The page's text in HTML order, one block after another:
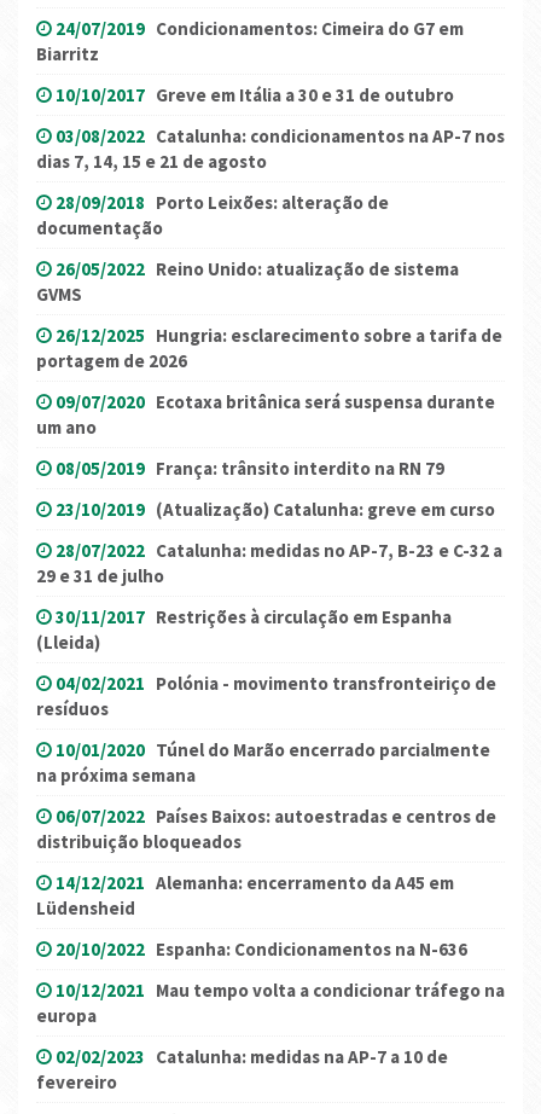
24/07/2019 Condicionamentos: Cimeira do G7 em
Biarritz
10/10/2017 Greve em Itália a 30 e 31 de outubro
03/08/2022 Catalunha: condicionamentos na AP-7 nos
dias 7, 14, 15 e 21 de agosto
28/09/2018 Porto Leixões: alteração de
documentação
26/05/2022 Reino Unido: atualização de sistema
GVMS
26/12/2025 Hungria: esclarecimento sobre a tarifa de
portagem de 2026
09/07/2020 Ecotaxa britânica será suspensa durante
um ano
08/05/2019 França: trânsito interdito na RN 79
23/10/2019 (Atualização) Catalunha: greve em curso
28/07/2022 Catalunha: medidas no AP-7, B-23 e C-32 a
29 e 31 de julho
30/11/2017 Restrições à circulação em Espanha
(Lleida)
04/02/2021 Polónia - movimento transfronteiriço de
resíduos
10/01/2020 Túnel do Marão encerrado parcialmente
na próxima semana
06/07/2022 Países Baixos: autoestradas e centros de
distribuição bloqueados
14/12/2021 Alemanha: encerramento da A45 em
Lüdensheid
20/10/2022 Espanha: Condicionamentos na N-636
10/12/2021 Mau tempo volta a condicionar tráfego na
europa
02/02/2023 Catalunha: medidas na AP-7 a 10 de
fevereiro